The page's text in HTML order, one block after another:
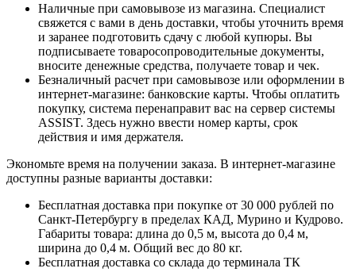
Наличные при самовывозе из магазина. Специалист
свяжется с вами в день доставки, чтобы уточнить время
и заранее подготовить сдачу с любой купюры. Вы
подписываете товаросопроводительные документы,
вносите денежные средства, получаете товар и чек.
Безналичный расчет при самовывозе или оформлении в
интернет-магазине: банковские карты. Чтобы оплатить
покупку, система перенаправит вас на сервер системы
ASSIST. Здесь нужно ввести номер карты, срок
действия и имя держателя.
Экономьте время на получении заказа. В интернет-магазине
доступны разные варианты доставки:
Бесплатная доставка при покупке от 30 000 рублей по
Санкт-Петербургу в пределах КАД, Мурино и Кудрово.
Габариты товара: длина до 0,5 м, высота до 0,4 м,
ширина до 0,4 м. Общий вес до 80 кг.
Бесплатная доставка со склада до терминала ТК